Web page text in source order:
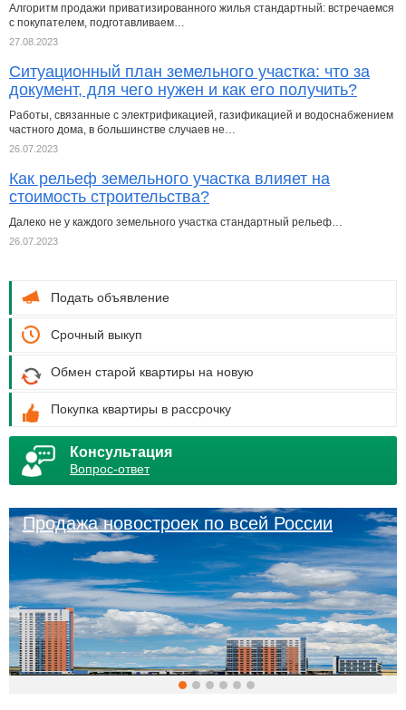
Алгоритм продажи приватизированного жилья стандартный: встречаемся
с покупателем, подготавливаем…
27.08.2023
Ситуационный план земельного участка: что за
документ, для чего нужен и как его получить?
Работы, связанные с электрификацией, газификацией и водоснабжением
частного дома, в большинстве случаев не…
26.07.2023
Как рельеф земельного участка влияет на
стоимость строительства?
Далеко не у каждого земельного участка стандартный рельеф…
26.07.2023
Подать объявление
Срочный выкуп
Обмен старой квартиры на новую
Покупка квартиры в рассрочку
Консультация
Вопрос-ответ
Продажа новостроек по всей России